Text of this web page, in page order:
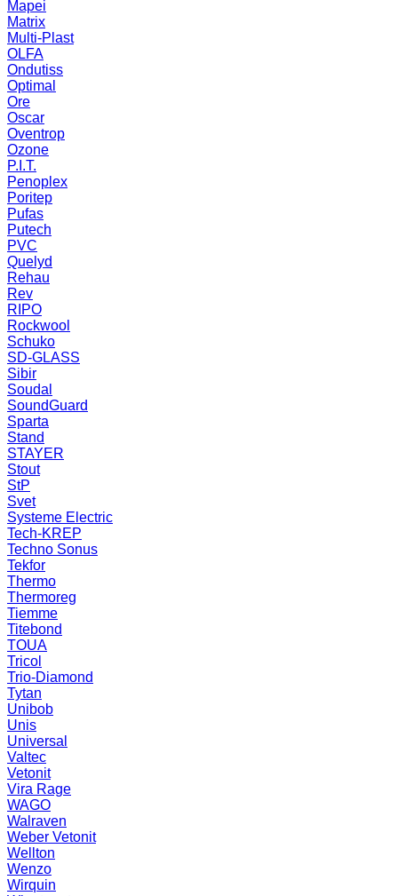
Mapei
Matrix
Multi-Plast
OLFA
Ondutiss
Optimal
Ore
Oscar
Oventrop
Ozone
P.I.T.
Penoplex
Poritep
Pufas
Putech
PVC
Quelyd
Rehau
Rev
RIPO
Rockwool
Schuko
SD-GLASS
Sibir
Soudal
SoundGuard
Sparta
Stand
STAYER
Stout
StP
Svet
Systeme Electric
Tech-KREP
Techno Sonus
Tekfor
Thermo
Thermoreg
Tiemme
Titebond
TOUA
Tricol
Trio-Diamond
Tytan
Unibob
Unis
Universal
Valtec
Vetonit
Vira Rage
WAGO
Walraven
Weber Vetonit
Wellton
Wenzo
Wirquin